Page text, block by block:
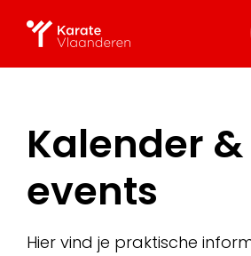
Kalender &
events
Hier vind je praktische